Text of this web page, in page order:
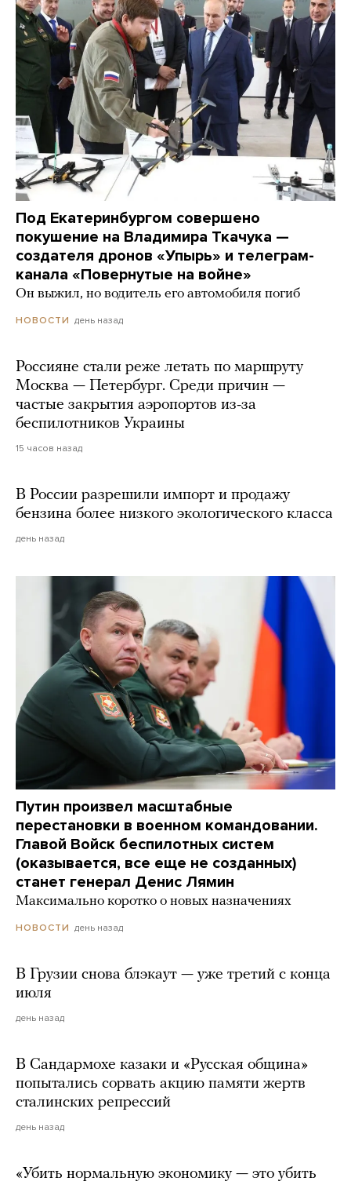
Под Екатеринбургом совершено
покушение на Владимира Ткачука —
создателя дронов «Упырь» и телеграм-
канала «Повернутые на войне»
Он выжил, но водитель его автомобиля погиб
НОВОСТИ день назад
Россияне стали реже летать по маршруту
Москва — Петербург. Среди причин —
частые закрытия аэропортов из-за
беспилотников Украины
15 часов назад
В России разрешили импорт и продажу
бензина более низкого экологического класса
день назад
Путин произвел масштабные
перестановки в военном командовании.
Главой Войск беспилотных систем
(оказывается, все еще не созданных)
станет генерал Денис Лямин
Максимально коротко о новых назначениях
НОВОСТИ день назад
В Грузии снова блэкаут — уже третий с конца
июля
день назад
В Сандармохе казаки и «Русская община»
попытались сорвать акцию памяти жертв
сталинских репрессий
день назад
«Убить нормальную экономику — это убить